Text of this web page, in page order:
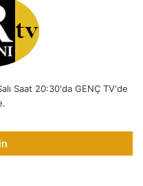
Saat 20:30'da GENÇ TV'de